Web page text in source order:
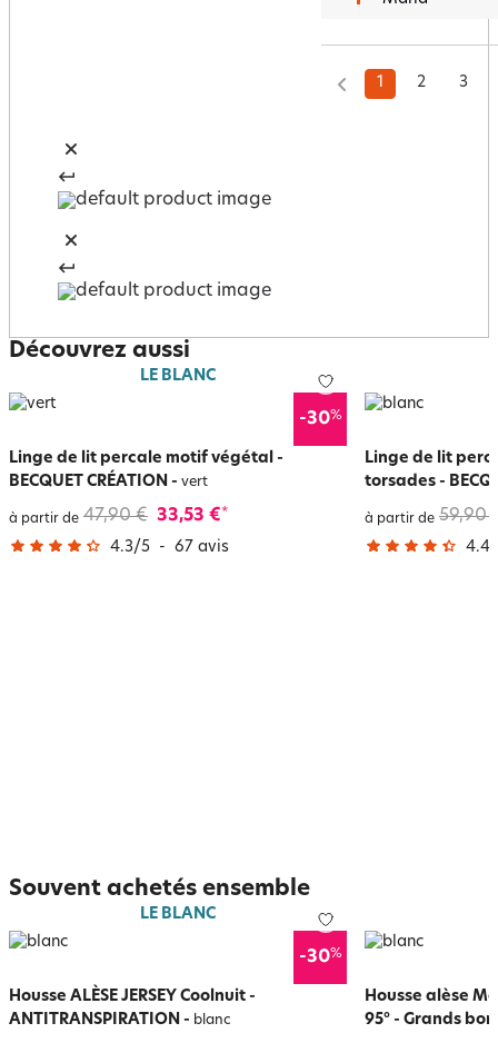
1 2 3
Découvrez aussi
LE BLANC
-30%
Linge de lit percale motif végétal -
BECQUET CRÉATION - vert
à partir de 47,90 € 33,53 €*
4.3/5 - 67 avis
Linge de lit
torsades -
à partir de 59,90
4.4
Souvent achetés ensemble
LE BLANC
-30%
Housse ALÈSE JERSEY Coolnuit -
ANTITRANSPIRATION - blanc
Housse alèse
95° - Grands